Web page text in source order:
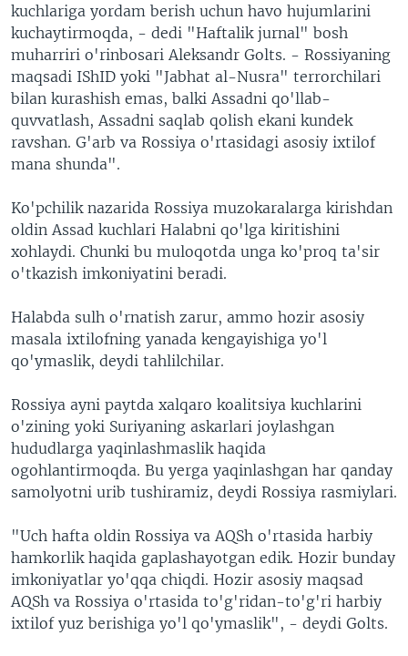
kuchlariga yordam berish uchun havo hujumlarini
kuchaytirmoqda, - dedi "Haftalik jurnal" bosh
muharriri o'rinbosari Aleksandr Golts. - Rossiyaning
maqsadi IShID yoki "Jabhat al-Nusra" terrorchilari
bilan kurashish emas, balki Assadni qo'llab-
quvvatlash, Assadni saqlab qolish ekani kundek
ravshan. G'arb va Rossiya o'rtasidagi asosiy ixtilof
mana shunda".
Ko'pchilik nazarida Rossiya muzokaralarga kirishdan
oldin Assad kuchlari Halabni qo'lga kiritishini
xohlaydi. Chunki bu muloqotda unga ko'proq ta'sir
o'tkazish imkoniyatini beradi.
Halabda sulh o'rnatish zarur, ammo hozir asosiy
masala ixtilofning yanada kengayishiga yo'l
qo'ymaslik, deydi tahlilchilar.
Rossiya ayni paytda xalqaro koalitsiya kuchlarini
o'zining yoki Suriyaning askarlari joylashgan
hududlarga yaqinlashmaslik haqida
ogohlantirmoqda. Bu yerga yaqinlashgan har qanday
samolyotni urib tushiramiz, deydi Rossiya rasmiylari.
"Uch hafta oldin Rossiya va AQSh o'rtasida harbiy
hamkorlik haqida gaplashayotgan edik. Hozir bunday
imkoniyatlar yo'qqa chiqdi. Hozir asosiy maqsad
AQSh va Rossiya o'rtasida to'g'ridan-to'g'ri harbiy
ixtilof yuz berishiga yo'l qo'ymaslik", - deydi Golts.